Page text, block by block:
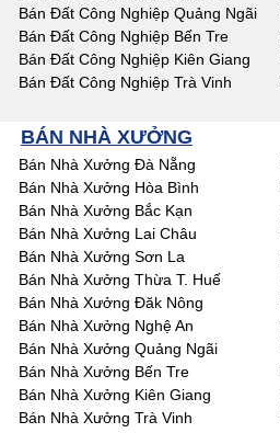
Bán Đất Công Nghiệp Quảng Ngãi
Bán Đất Công Nghiệp Bến Tre
Bán Đất Công Nghiệp Kiên Giang
Bán Đất Công Nghiệp Trà Vinh
BÁN NHÀ XƯỞNG
Bán Nhà Xưởng Đà Nẵng
Bán Nhà Xưởng Hòa Bình
Bán Nhà Xưởng Bắc Kạn
Bán Nhà Xưởng Lai Châu
Bán Nhà Xưởng Sơn La
Bán Nhà Xưởng Thừa T. Huế
Bán Nhà Xưởng Đăk Nông
Bán Nhà Xưởng Nghệ An
Bán Nhà Xưởng Quảng Ngãi
Bán Nhà Xưởng Bến Tre
Bán Nhà Xưởng Kiên Giang
Bán Nhà Xưởng Trà Vinh